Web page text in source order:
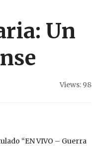
Un
Views: 98
“EN VIVO – Guerra